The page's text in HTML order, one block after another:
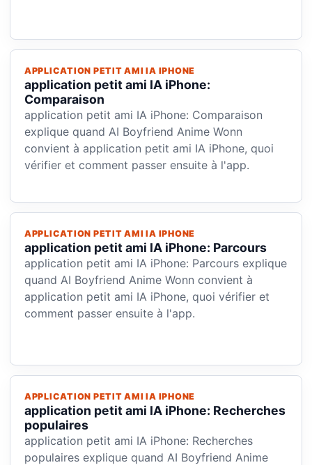
APPLICATION PETIT AMI IA IPHONE
application petit ami IA iPhone:
Comparaison
application petit ami IA iPhone: Comparaison
explique quand AI Boyfriend Anime Wonn
convient à application petit ami IA iPhone, quoi
vérifier et comment passer ensuite à l'app.
APPLICATION PETIT AMI IA IPHONE
application petit ami IA iPhone: Parcours
application petit ami IA iPhone: Parcours explique
quand AI Boyfriend Anime Wonn convient à
application petit ami IA iPhone, quoi vérifier et
comment passer ensuite à l'app.
APPLICATION PETIT AMI IA IPHONE
application petit ami IA iPhone: Recherches
populaires
application petit ami IA iPhone: Recherches
populaires explique quand AI Boyfriend Anime